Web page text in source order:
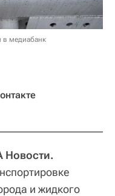
в медиабанк
и жидкого